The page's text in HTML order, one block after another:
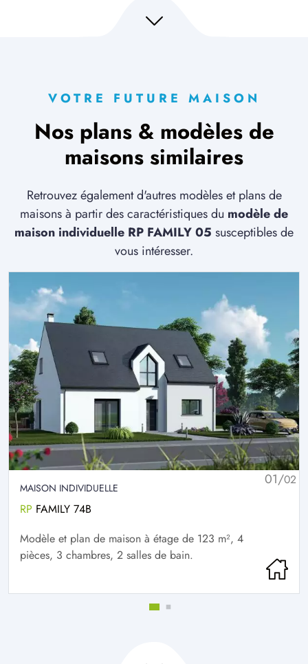
VOTRE FUTURE MAISON
Nos plans & modèles de
maisons similaires
Retrouvez également d'autres modèles et plans de
maisons à partir des caractéristiques du modèle de
maison individuelle RP FAMILY 05 susceptibles de
vous intéresser.
01/02
MAISON INDIVIDUELLE
RP FAMILY 74B
Modèle et plan de maison à étage de 123 m², 4
pièces, 3 chambres, 2 salles de bain.